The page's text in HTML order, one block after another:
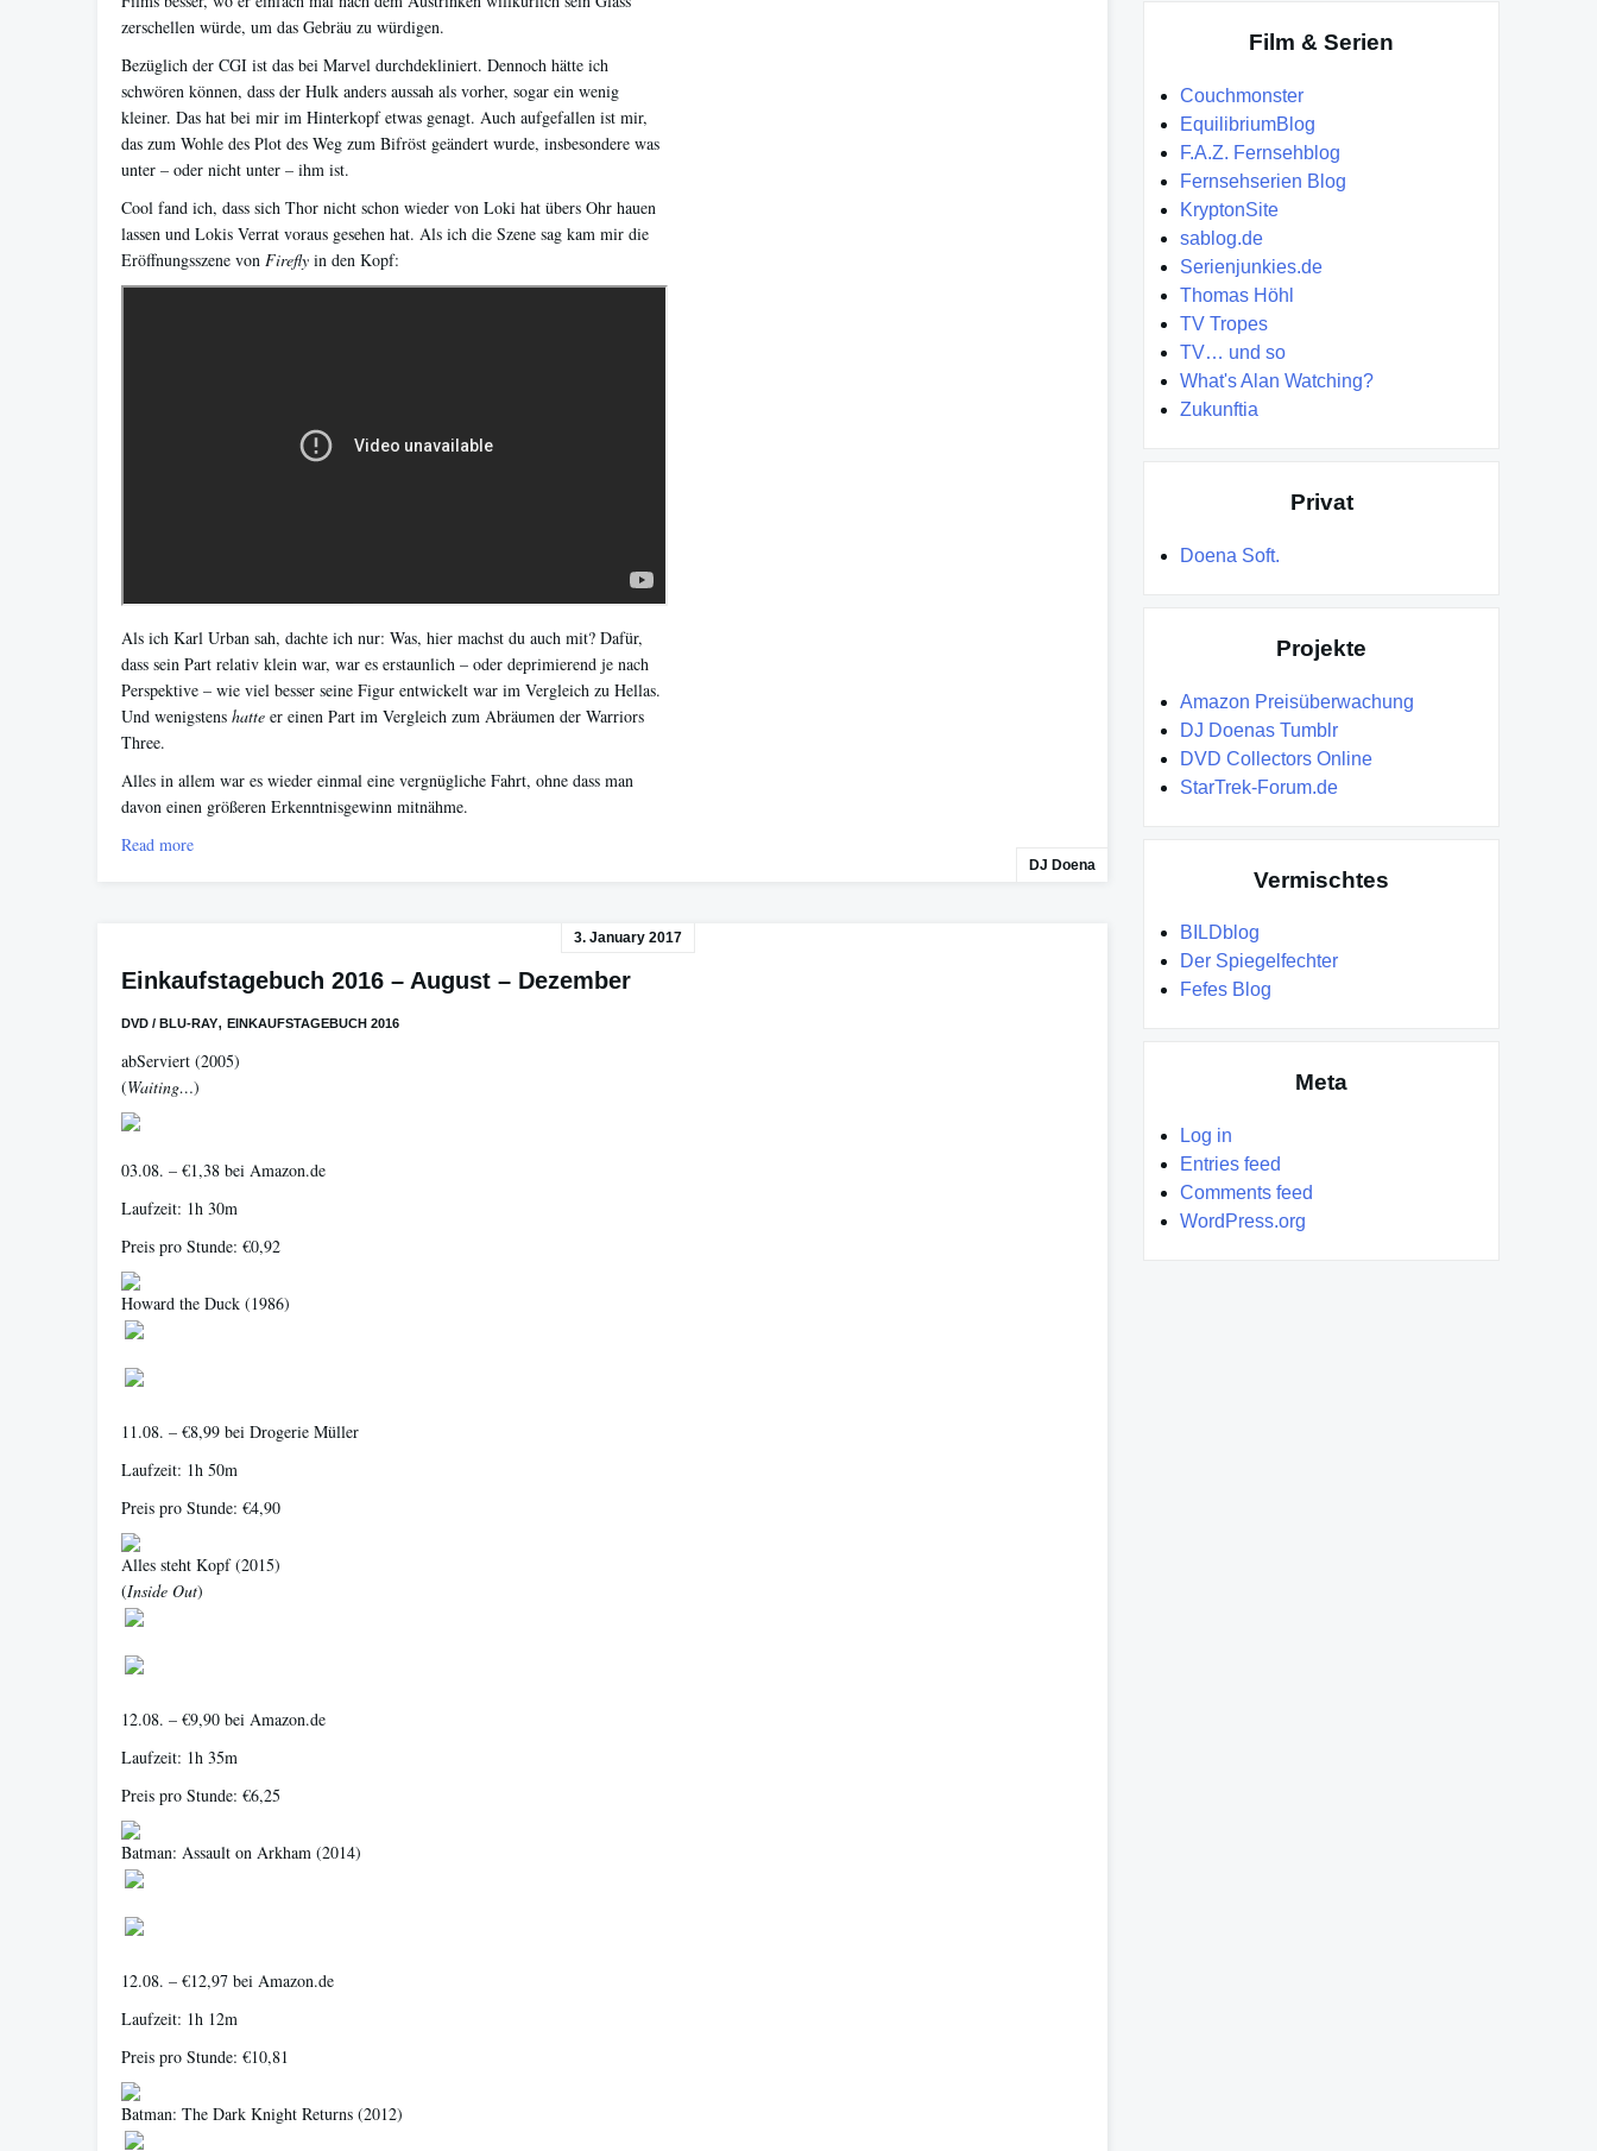
zerschellen würde, um das Gebräu zu würdigen.
Bezüglich der CGI ist das bei Marvel durchdekliniert. Dennoch hätte ich
schwören können, dass der Hulk anders aussah als vorher, sogar ein wenig
kleiner. Das hat bei mir im Hinterkopf etwas genagt. Auch aufgefallen ist mir,
das zum Wohle des Plot des Weg zum Bifröst geändert wurde, insbesondere was
unter – oder nicht unter – ihm ist.
Cool fand ich, dass sich Thor nicht schon wieder von Loki hat übers Ohr hauen
lassen und Lokis Verrat voraus gesehen hat. Als ich die Szene sag kam mir die
Eröffnungsszene von Firefly in den Kopf:
Als ich Karl Urban sah, dachte ich nur: Was, hier machst du auch mit? Dafür,
dass sein Part relativ klein war, war es erstaunlich – oder deprimierend je nach
Perspektive – wie viel besser seine Figur entwickelt war im Vergleich zu Hellas.
Und wenigstens hatte er einen Part im Vergleich zum Abräumen der Warriors
Three.
Alles in allem war es wieder einmal eine vergnügliche Fahrt, ohne dass man
davon einen größeren Erkenntnisgewinn mitnähme.
Read more
DJ Doena
3. January 2017
Einkaufstagebuch 2016 – August – Dezember
DVD / BLU-RAY, EINKAUFSTAGEBUCH 2016
abServiert (2005)
(Waiting…)
03.08. – €1,38 bei Amazon.de
Laufzeit: 1h 30m
Preis pro Stunde: €0,92
Howard the Duck (1986)
11.08. – €8,99 bei Drogerie Müller
Laufzeit: 1h 50m
Preis pro Stunde: €4,90
Alles steht Kopf(2015)
(Inside Out)
12.08. – €9,90 bei Amazon.de
Laufzeit: 1h 35m
Preis pro Stunde: €6,25
Batman: Assault on Arkham (2014)
12.08. – €12,97 bei Amazon.de
Laufzeit: 1h 12m
Preis pro Stunde: €10,81
Batman: The Dark Knight Returns (2012)
Film & Serien
Couchmonster
EquilibriumBlog
F.A.Z. Fernsehblog
Fernsehserien Blog
KryptonSite
sablog.de
Serienjunkies.de
Thomas Höhl
TV Tropes
TV… und so
What's Alan Watching?
Zukunftia
Privat
Doena Soft.
Projekte
Amazon Preisüberwachung
DJ Doenas Tumblr
DVD Collectors Online
StarTrek-Forum.de
Vermischtes
BILDblog
Der Spiegelfechter
Fefes Blog
Meta
Log in
Entries feed
Comments feed
WordPress.org